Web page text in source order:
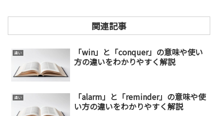
関連記事
違い
「win」と「conquer」の意味や使い
方の違いをわかりやすく解説
違い
「alarm」と「reminder」の意味や使
い方の違いをわかりやすく解説